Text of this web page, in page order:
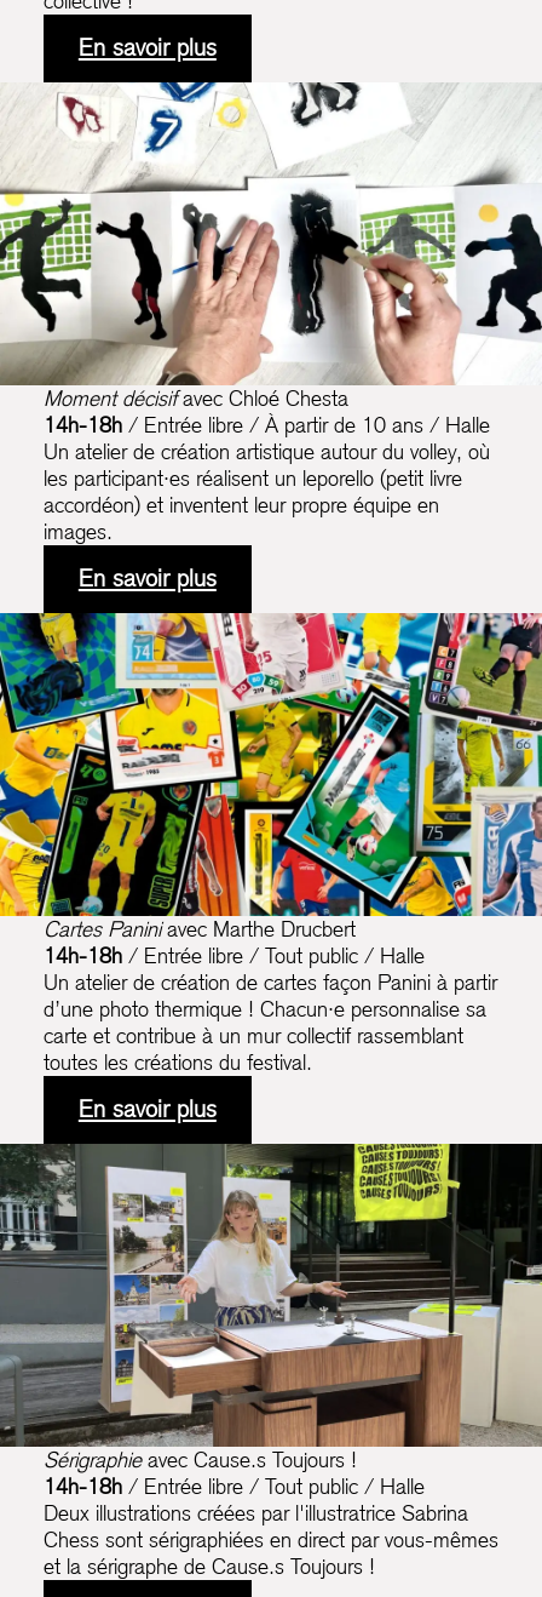
En savoir plus
Moment décisifavec Chloé Chesta
14h-18h/ Entrée libre / À partir de 10 ans / Halle
Un atelier de création artistique autour du volley, où
les participant·es réalisent un leporello (petit livre
accordéon) et inventent leur propre équipe en
images.
En savoir plus
Cartes Paniniavec Marthe Drucbert
14h-18h/ Entrée libre / Tout public / Halle
Un atelier de création de cartes façon Panini à partir
d’une photo thermique ! Chacun·e personnalise sa
carte et contribue à un mur collectif rassemblant
toutes les créations du festival.
En savoir plus
Sérigraphieavec Cause.s Toujours !
14h-18h/ Entrée libre / Tout public / Halle
Deux illustrations créées par l'illustratrice Sabrina
Chess sont sérigraphiées en direct par vous-mêmes
et la sérigraphe de Cause.s Toujours !